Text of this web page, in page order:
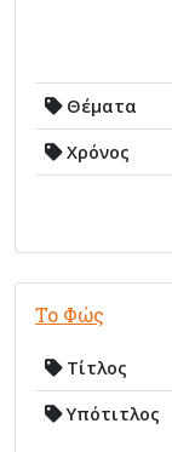
Θέματα
Χρόνος
Το Φώς
Τίτλος
Υπότιτλος